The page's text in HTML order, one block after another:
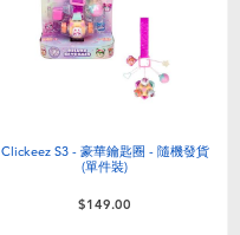
Clickeez S3 - 豪華鑰匙圈 - 隨機發貨
(單件裝)
$149.00